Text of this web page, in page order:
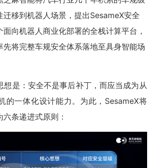
迁移到机器人场景，提出SesameX安全
向机器人商业化部署的全栈计算平台，
先将完整车规安全体系落地至具身智能场
想是：安全不是事后补丁，而应当成为从
的一体化设计能力。为此，SesameX将
条递进式原则：